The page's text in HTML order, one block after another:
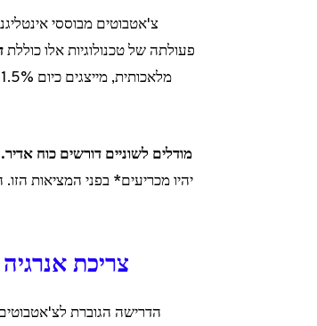
צ'אטבוטים מבוססי
פעולתה של טכנולוגיות אלו כוללת
מודלים לשוניים דורשים כוח אדיר.
יהיו מכריעים* בפני המציאות
צריכת
הדרישה הגוברת